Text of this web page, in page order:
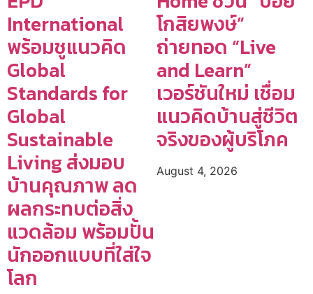
International
พร้อมชูแนวคิด
Global
Standards for
Global
Sustainable
Living ส่งมอบ
บ้านคุณภาพ ลด
ผลกระทบต่อสิ่ง
แวดล้อม พร้อมปั้น
นักออกแบบที่ใส่ใจ
โลก
โกสิยพงษ์”
ถ่ายทอด “Live
and Learn”
เวอร์ชันใหม่ เชื่อม
แนวคิดบ้านสู่ชีวิต
จริงของผู้บริโภค
August 4, 2026